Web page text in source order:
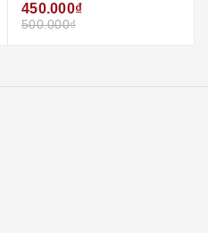
600.000₫
650.000₫